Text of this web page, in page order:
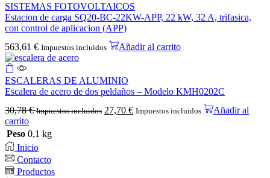
SISTEMAS FOTOVOLTAICOS
Estacion de carga SQ20-BC-22KW-APP, 22 kW, 32 A, trifasica,
con control de aplicacion (APP)
563,61 € Impuestos incluidos Añadir al carrito
ESCALERAS DE ALUMINIO
Escalera de acero de dos peldaños – Modelo KMH0202C
30,78€ Impuestos incluidos 27,70 € Impuestos incluidos
Añadir al
carrito
Peso 0,1 kg
Inicio
Contacto
Productos